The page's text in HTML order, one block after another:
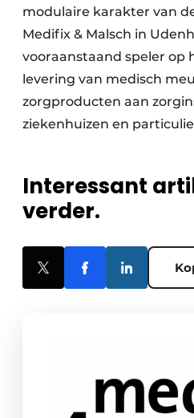
modulaire karakter van
Medifix & Malsch in
vooraanstaand speler op
levering van medisch
zorgproducten aan
ziekenhuizen en
Interessant
verder.